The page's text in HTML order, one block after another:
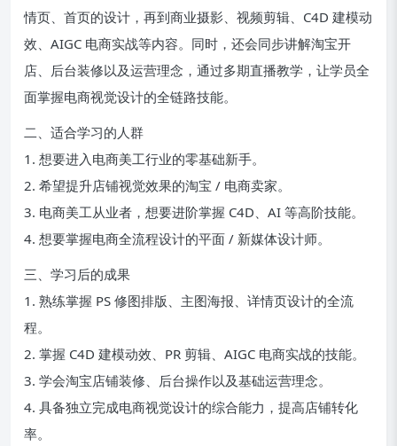
情页、首页的设计，再到商业摄影、视频剪辑、C4D 建模动
效、AIGC 电商实战等内容。同时，还会同步讲解淘宝开
店、后台装修以及运营理念，通过多期直播教学，让学员全
面掌握电商视觉设计的全链路技能。
二、适合学习的人群
1. 想要进入电商美工行业的零基础新手。
2. 希望提升店铺视觉效果的淘宝 / 电商卖家。
3. 电商美工从业者，想要进阶掌握 C4D、AI 等高阶技能。
4. 想要掌握电商全流程设计的平面 / 新媒体设计师。
三、学习后的成果
1. 熟练掌握 PS 修图排版、主图海报、详情页设计的全流
程。
2. 掌握 C4D 建模动效、PR 剪辑、AIGC 电商实战的技能。
3. 学会淘宝店铺装修、后台操作以及基础运营理念。
4. 具备独立完成电商视觉设计的综合能力，提高店铺转化
率。